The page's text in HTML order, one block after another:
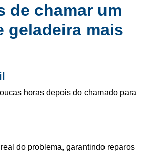
de chamar um
geladeira mais
horas depois do chamado para
do problema, garantindo reparos